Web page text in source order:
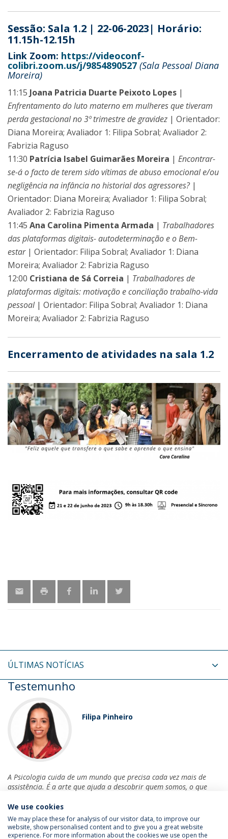
Sessão: Sala 1.2 | 22-06-2023| Horário:
11.15h-12.15h
Link Zoom: https://videoconf-
colibri.zoom.us/j/9854890527 (Sala Pessoal Diana
Moreira)
11:15 Joana Patricia Duarte Peixoto Lopes |
Enfrentamento do luto materno em mulheres que tiveram
perda gestacional no 3º trimestre de gravidez | Orientador:
Diana Moreira; Avaliador 1: Filipa Sobral; Avaliador 2:
Fabrizia Raguso
11:30 Patrícia Isabel Guimarães Moreira | Encontrar-
se-á o facto de terem sido vítimas de abuso emocional e/ou
negligência na infância no historial dos agressores?|
Orientador: Diana Moreira; Avaliador 1: Filipa Sobral;
Avaliador 2: Fabrizia Raguso
11:45 Ana Carolina Pimenta Armada | Trabalhadores
das plataformas digitais- autodeterminação e o Bem-
estar| Orientador: Filipa Sobral; Avaliador 1: Diana
Moreira; Avaliador 2: Fabrizia Raguso
12:00 Cristiana de Sá Correia | Trabalhadores de
plataformas digitais: motivação e conciliação trabalho-vida
pessoal| Orientador: Filipa Sobral; Avaliador 1: Diana
Moreira; Avaliador 2: Fabrizia Raguso
Encerramento de atividades na sala 1.2
ÚLTIMAS NOTÍCIAS
Testemunho
Filipa Pinheiro
A Psicologia cuida de um mundo que precisa cada vez mais de
assistência. É a arte que ajuda a descobrir quem somos, o que
We use cookies
We may place these for analysis of our visitor data, to improve our
website, show personalised content and to give you a great website
experience. For more information about the cookies we use open the